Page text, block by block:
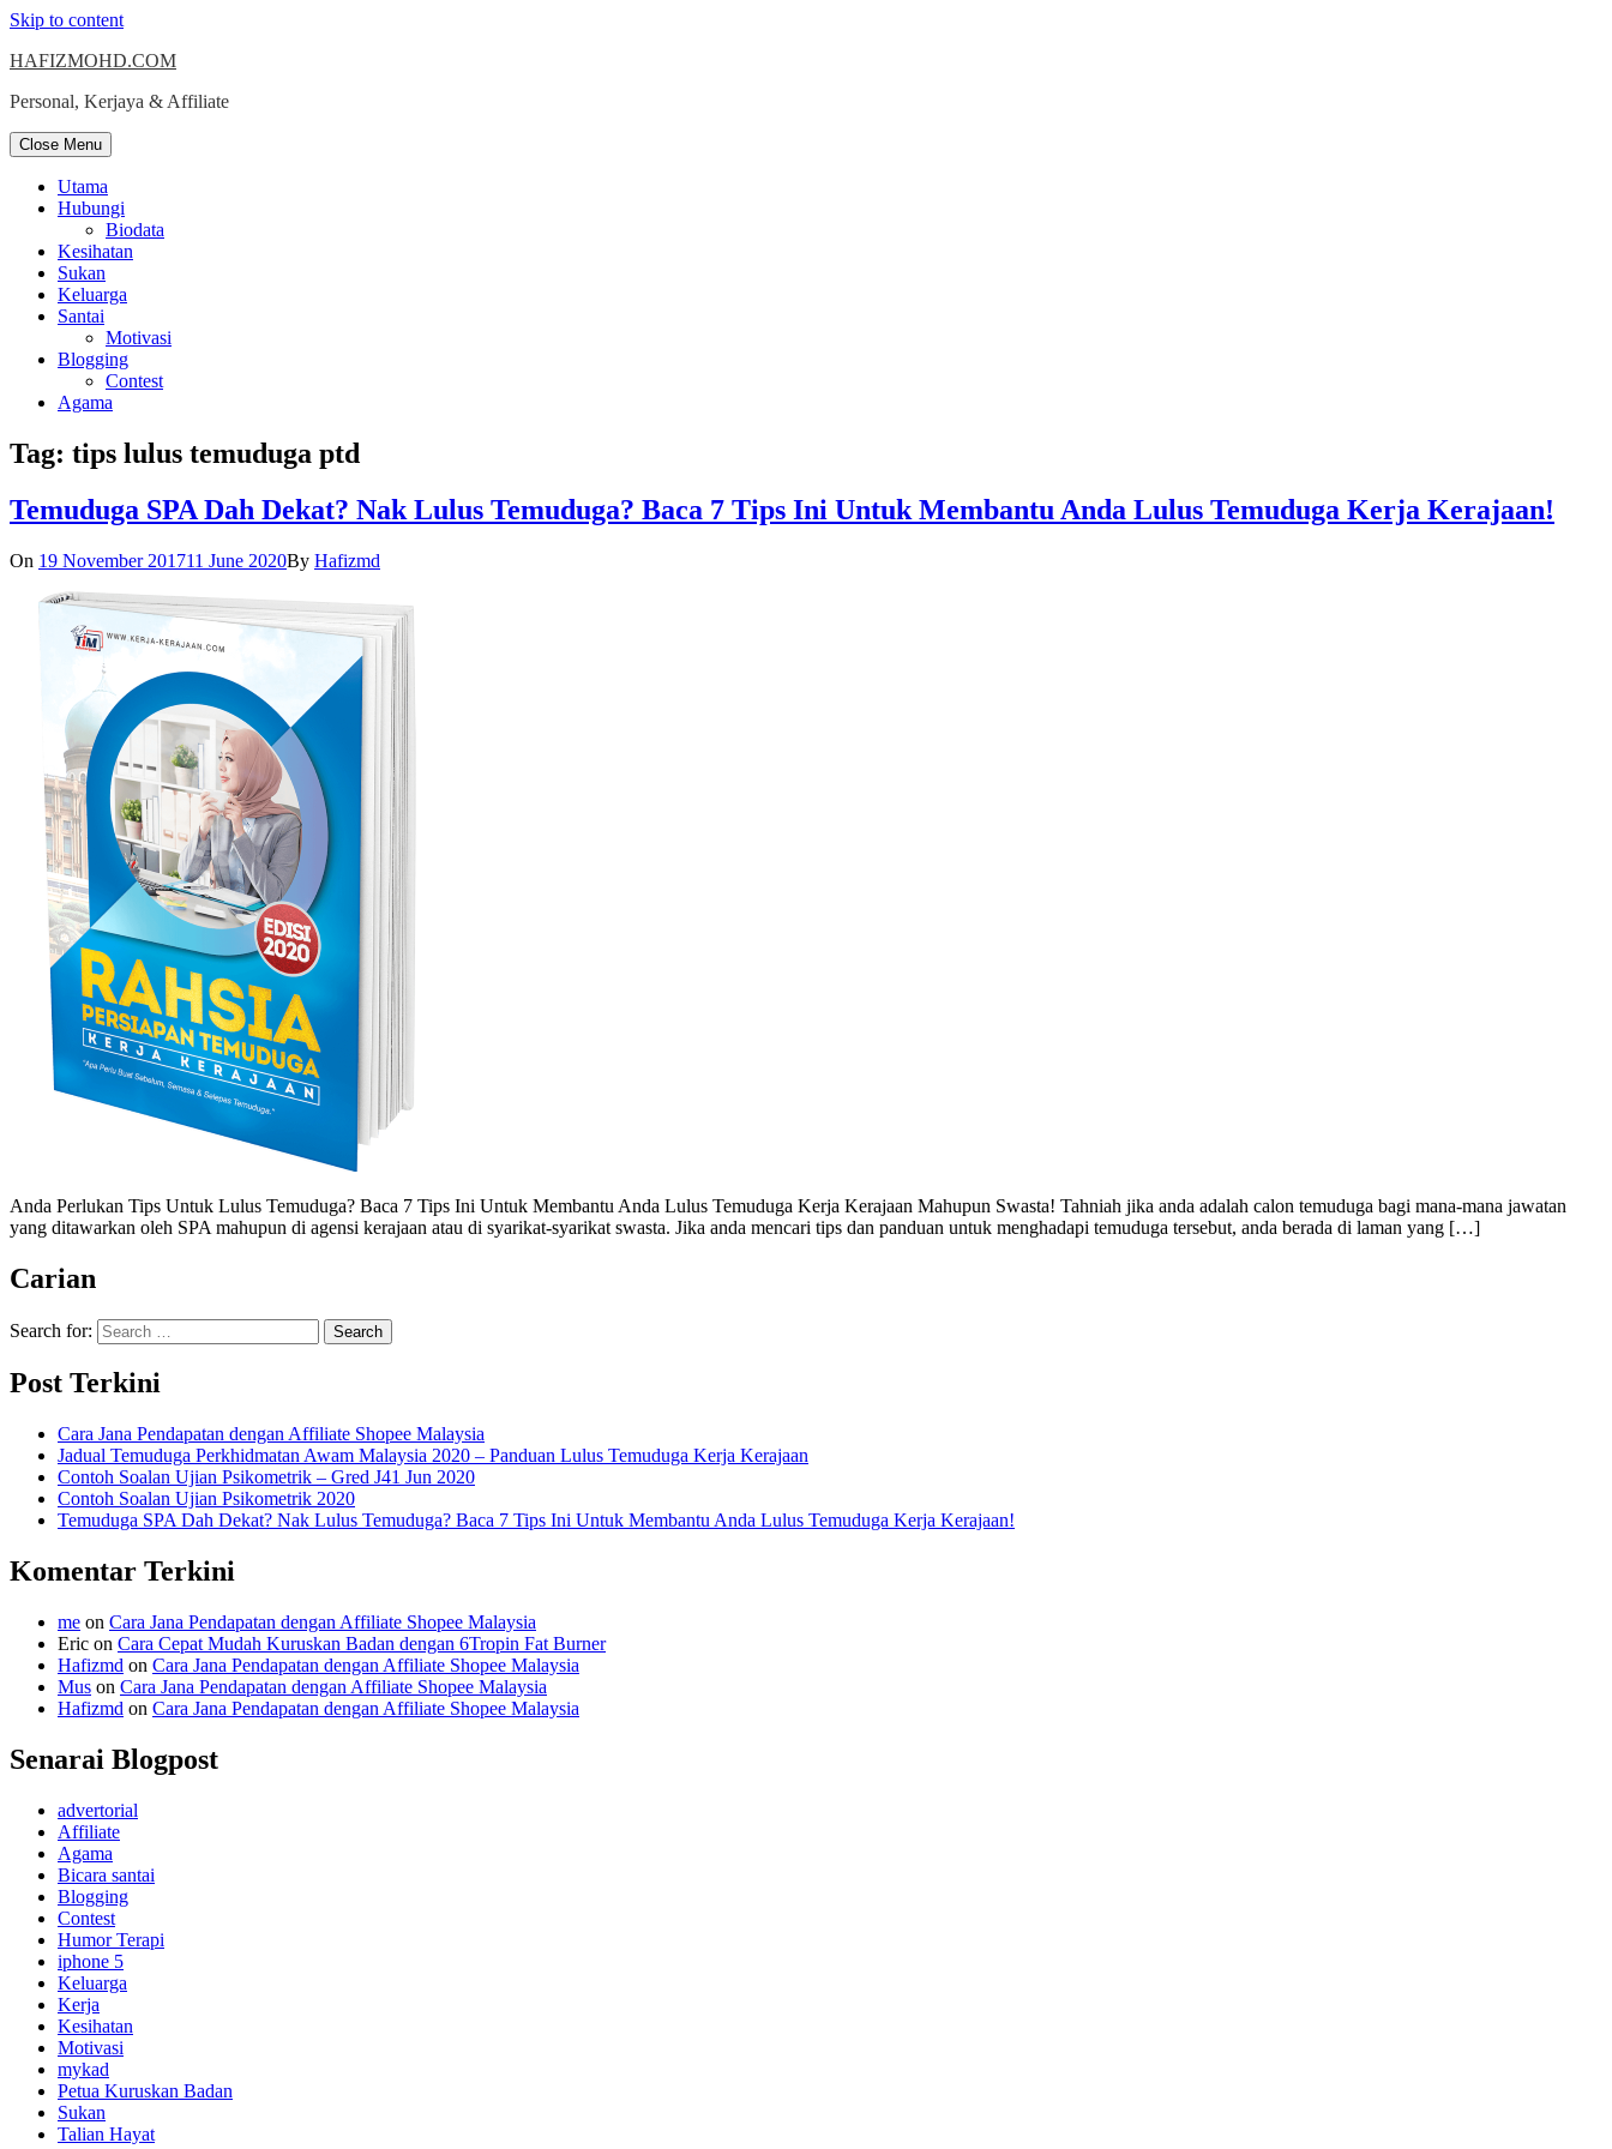
Skip to content
HAFIZMOHD.COM
Personal, Kerjaya & Affiliate
Close Menu
Utama
Hubungi
Biodata
Kesihatan
Sukan
Keluarga
Santai
Motivasi
Blogging
Contest
Agama
Tag: tips lulus temuduga ptd
Temuduga SPA Dah Dekat? Nak Lulus Temuduga? Baca 7 Tips Ini Untuk Membantu Anda Lulus Temuduga Kerja Kerajaan!
On 19 November 201711 June 2020By Hafizmd
Anda Perlukan Tips Untuk Lulus Temuduga? Baca 7 Tips Ini Untuk Membantu Anda Lulus Temuduga Kerja Kerajaan Mahupun Swasta! Tahniah jika anda adalah calon temuduga bagi mana-mana jawatan
yang ditawarkan oleh SPA mahupun di agensi kerajaan atau di syarikat-syarikat swasta. Jika anda mencari tips dan panduan untuk menghadapi temuduga tersebut, anda berada di laman yang […]
Carian
Search for:
Post Terkini
Cara Jana Pendapatan dengan Affiliate Shopee Malaysia
Jadual Temuduga Perkhidmatan Awam Malaysia 2020 – Panduan Lulus Temuduga Kerja Kerajaan
Contoh Soalan Ujian Psikometrik – Gred J41 Jun 2020
Contoh Soalan Ujian Psikometrik 2020
Temuduga SPA Dah Dekat? Nak Lulus Temuduga? Baca 7 Tips Ini Untuk Membantu Anda Lulus Temuduga Kerja Kerajaan!
Komentar Terkini
me on Cara Jana Pendapatan dengan Affiliate Shopee Malaysia
Eric on Cara Cepat Mudah Kuruskan Badan dengan 6Tropin Fat Burner
Hafizmd on Cara Jana Pendapatan dengan Affiliate Shopee Malaysia
Mus on Cara Jana Pendapatan dengan Affiliate Shopee Malaysia
Hafizmd on Cara Jana Pendapatan dengan Affiliate Shopee Malaysia
Senarai Blogpost
advertorial
Affiliate
Agama
Bicara santai
Blogging
Contest
Humor Terapi
iphone 5
Keluarga
Kerja
Kesihatan
Motivasi
mykad
Petua Kuruskan Badan
Sukan
Talian Hayat